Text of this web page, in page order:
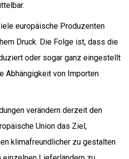
europäische Produzenten
Druck. Die Folge ist, dass die
oder sogar ganz eingestellt
Abhängigkeit von Importen
verändern derzeit den
Union das Ziel,
klimafreundlicher zu gestalten